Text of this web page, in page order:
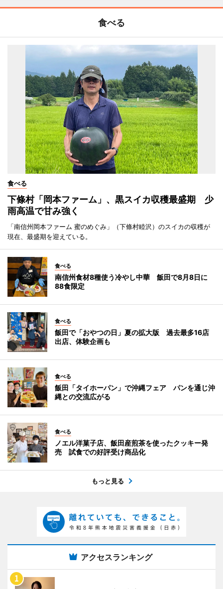
食べる
食べる
下條村「岡本ファーム」、黒スイカ収穫最盛期 少
雨高温で甘み強く
「南信州岡本ファーム 蜜のめぐみ」（下條村睦沢）のスイカの収穫が
現在、最盛期を迎えている。
食べる
南信州食材8種使う冷やし中華 飯田で8月8日に
88食限定
食べる
飯田で「おやつの日」夏の拡大版 過去最多16店
出店、体験企画も
食べる
飯田「タイホーパン」で沖縄フェア パンを通じ沖
縄との交流広がる
食べる
ノエル洋菓子店、飯田産煎茶を使ったクッキー発
売 試食での好評受け商品化
もっと見る
アクセスランキング